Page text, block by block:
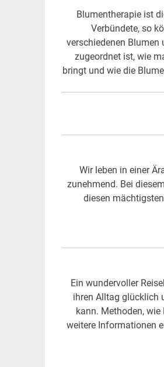
Blumentherapie ist
Verbündete, so
verschiedenen Blumen
zugeordnet ist, wie
bringt und wie die
Wir leben in einer
zunehmend. Bei
diesen
Ein wundervoller
ihren Alltag glücklich
kann. Methoden,
weitere Informationen